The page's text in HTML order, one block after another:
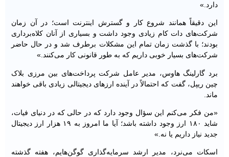
دارد.»
این دقیقاً همانند شروع کار و گسترش اینترنت است؛ در آن زمان
شرکت‌های دات کام زیادی وجود داشت و بسیاری از آنان کلاه‌برداری
بودند؛ با گذشت زمان تمام این مشکلات برطرف شد و در حال حاضر
شرکت‌های بسیار خوبی داریم که به طور قانونی کار می‌کنند.»
برد گارلینگ هاوس، مدیر عامل شرکت پرداخت‌های بین مرزی بلاک
چین ریپل، گفت که احتمالاً در آینده ارز‌های دیجیتالی زیادی باقی خواهند
ماند.
«من فکر می‌کنم این سؤال وجود دارد که در حالی که در دنیای فیات،
شاید ۱۸۰ ارز وجود داشته باشد؛ آیا ما امروز به ۱۹ هزار ارز دیجیتال
جدید نیاز داریم یا نه.»
اسکات می‌نرد، مدیر ارشد سرمایه‌گذاری گوگن‌هایم، هفته گذشته